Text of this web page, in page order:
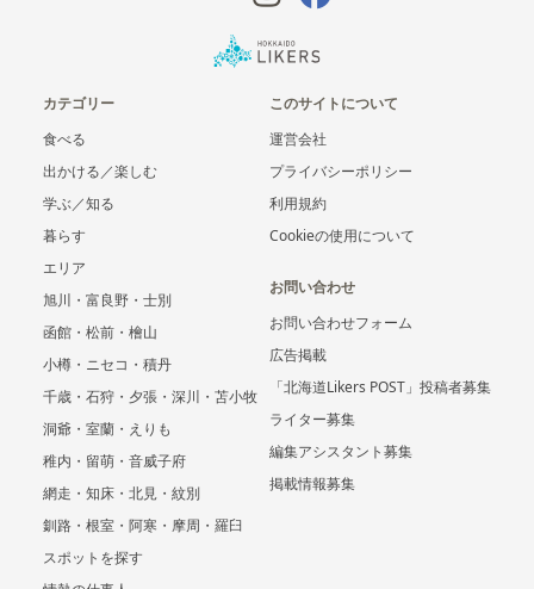
カテゴリー
食べる
出かける／楽しむ
学ぶ／知る
暮らす
エリア
旭川・富良野・士別
函館・松前・檜山
小樽・ニセコ・積丹
千歳・石狩・夕張・深川・苫小牧
洞爺・室蘭・えりも
稚内・留萌・音威子府
網走・知床・北見・紋別
釧路・根室・阿寒・摩周・羅臼
スポットを探す
このサイトについて
運営会社
プライバシーポリシー
利用規約
Cookieの使用について
お問い合わせ
お問い合わせフォーム
広告掲載
「北海道Likers POST」投稿者募集
ライター募集
編集アシスタント募集
掲載情報募集